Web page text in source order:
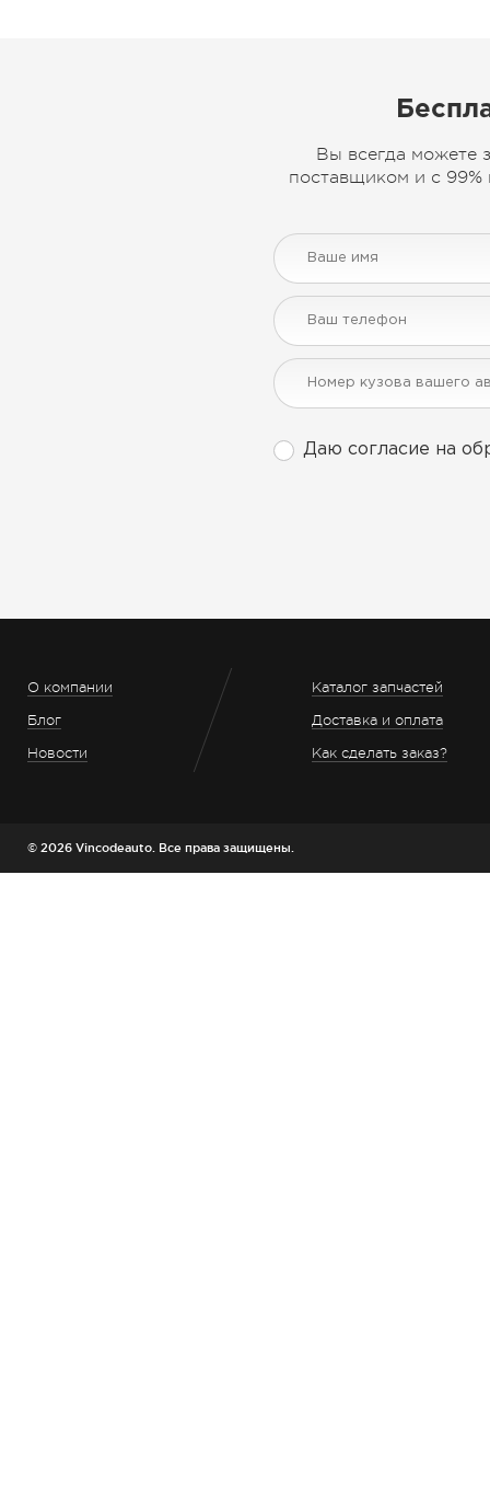
Вы всегда можете
поставщиком и с 99%
Даю согласие на
О компании
Блог
Новости
Каталог запчастей
Доставка и оплата
Как сделать заказ?
© 2026 Vincodeauto. Все права защищены.